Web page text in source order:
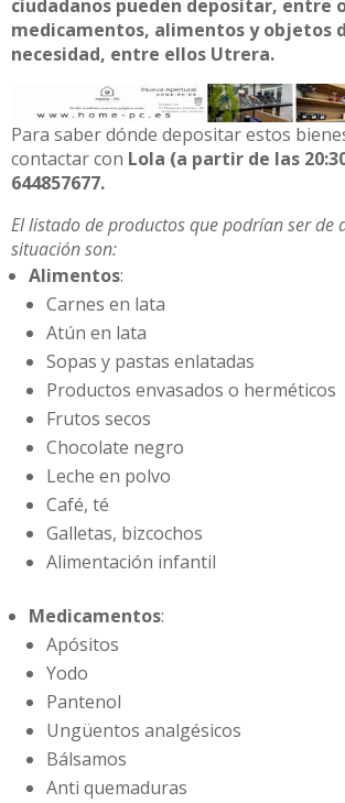
ciudadanos pueden depositar, entre
medicamentos, alimentos y objetos
necesidad, entre ellos Utrera.
Para saber dónde depositar estos
contactar con Lola (a partir de las
644857677.
El listado de productos que podrían ser de
situación son:
Alimentos:
Carnes en lata
Atún en lata
Sopas y pastas enlatadas
Productos envasados o herméticos
Frutos secos
Chocolate negro
Leche en polvo
Café, té
Galletas, bizcochos
Alimentación infantil
Medicamentos:
Apósitos
Yodo
Pantenol
Ungüentos analgésicos
Bálsamos
Anti quemaduras